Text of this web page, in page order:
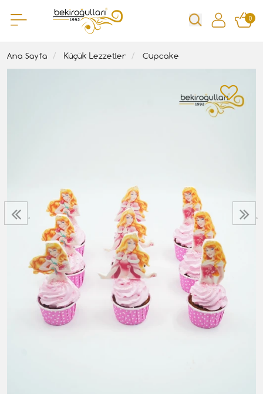
0
Ana Sayfa Küçük Lezzetler Cupcake
‹ ›